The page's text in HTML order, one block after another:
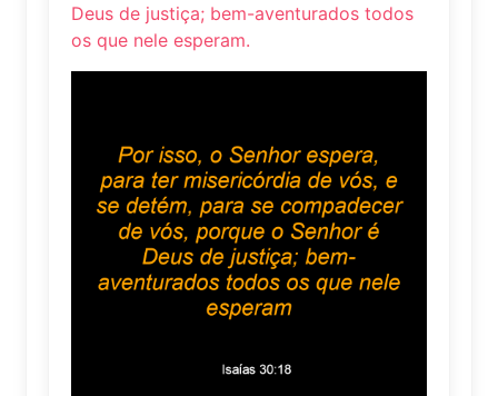
Deus de justiça; bem-aventurados todos
os que nele esperam.